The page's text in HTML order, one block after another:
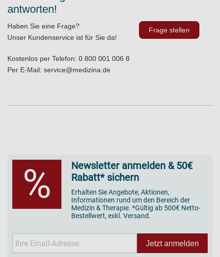
antworten!
Haben Sie eine Frage?
Unser Kundenservice ist für Sie da!
Kostenlos per Telefon: 0 800 001 006 8
Per E-Mail: service@medizina.de
Frage stellen
%
Newsletter anmelden & 50€
Rabatt* sichern
Erhalten Sie Angebote, Aktionen,
Informationen rund um den Bereich der
Medizin & Therapie. *Gültig ab 500€ Netto-
Bestellwert, exkl. Versand.
Jetzt anmelden